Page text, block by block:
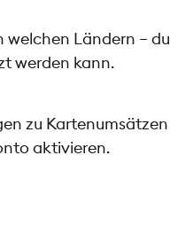
welchen Ländern – du
werden kann.
zu Kartenumsätzen
aktivieren.